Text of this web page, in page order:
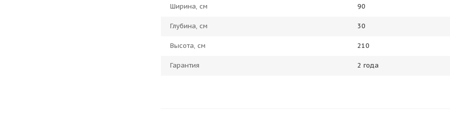
Ширина, см 90
Глубина, см 30
Высота, см 210
Гарантия 2 года